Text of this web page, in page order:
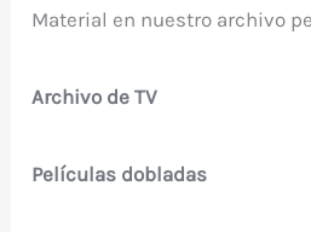
Material en nuestro archivo
Archivo de TV
Películas dobladas